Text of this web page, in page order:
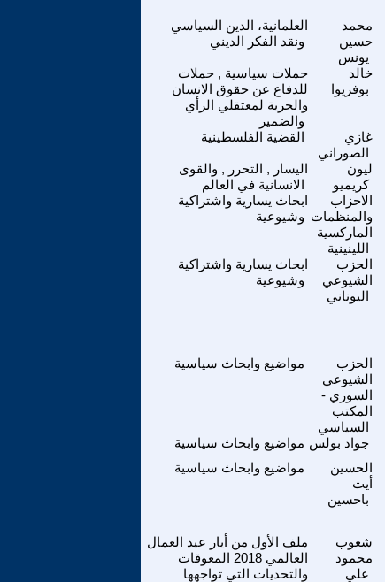
العلمانية، الدين السياسي
ونقد الفكر الديني
محمد
حسين
يونس
حملات سياسية , حملات
للدفاع عن حقوق الانسان
والحرية لمعتقلي الرأي
والضمير
خالد
بوفريوا
القضية الفلسطينية
غازي
الصوراني
اليسار , التحرر , والقوى
الانسانية في العالم
ليون
كريميو
ابحاث يسارية واشتراكية
وشيوعية
الاحزاب
والمنظمات
الماركسية
اللينينية
ابحاث يسارية واشتراكية
وشيوعية
الحزب
الشيوعي
اليوناني
مواضيع وابحاث سياسية
الحزب
الشيوعي
السوري -
المكتب
السياسي
مواضيع وابحاث سياسية جواد بولس
مواضيع وابحاث سياسية
الحسين
أيت
باحسين
ملف الأول من أيار عيد العمال
العالمي 2018 المعوقات
والتحديات التي تواجهها
شعوب
محمود
علي